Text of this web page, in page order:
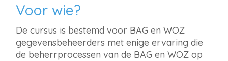
Voor wie?
De cursus is bestemd voor BAG en WOZ
gegevensbeheerders met enige ervaring die
de beherrprocessen van de BAG en WOZ op